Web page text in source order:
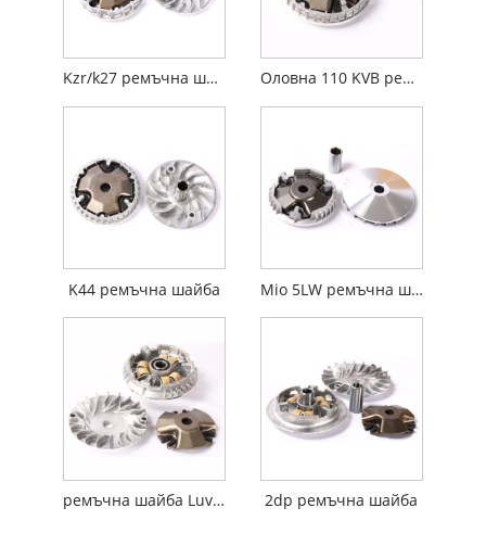
Kzr/k27 ремъчна шайба Оловна 110 KVB ремъчна шайба
K44 ремъчна шайба Mio 5LW ремъчна шайба
ремъчна шайба Luvias 44D 2dp ремъчна шайба